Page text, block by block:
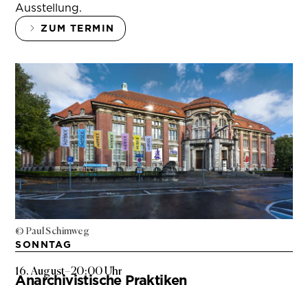
Ausstellung.
ZUM TERMIN
© Paul Schimweg
SONNTAG
16. August–20:00 Uhr
Anarchivistische Praktiken